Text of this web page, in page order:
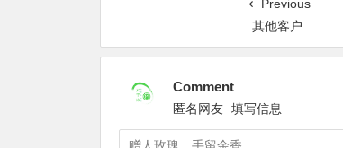
Previous
其他客户
Comment
匿名网友 填写信息